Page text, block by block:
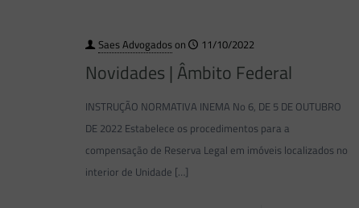
Saes Advogadoson 11/10/2022
Novidades | Âmbito Federal
INSTRUÇÃO NORMATIVA INEMA No 6, DE 5 DE OUTUBRO
DE 2022 Estabelece os procedimentos para a
compensação de Reserva Legal em imóveis localizados no
interior de Unidade […]